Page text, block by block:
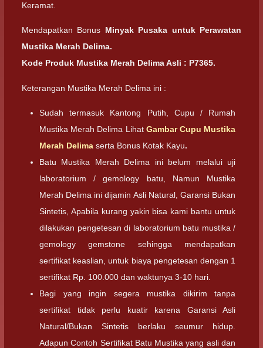
Keramat.
Mendapatkan Bonus Minyak Pusaka untuk Perawatan
Mustika Merah Delima.
Kode Produk Mustika Merah Delima Asli : P7365.
Keterangan Mustika Merah Delima ini :
Sudah termasuk Kantong Putih, Cupu / Rumah
Mustika Merah Delima Lihat Gambar Cupu Mustika
Merah Delima serta Bonus Kotak Kayu.
Batu Mustika Merah Delima ini belum melalui uji
laboratorium / gemology batu, Namun Mustika
Merah Delima ini dijamin Asli Natural, Garansi Bukan
Sintetis, Apabila kurang yakin bisa kami bantu untuk
dilakukan pengetesan di laboratorium batu mustika /
gemology gemstone sehingga mendapatkan
sertifikat keaslian, untuk biaya pengetesan dengan 1
sertifikat Rp. 100.000 dan waktunya 3-10 hari.
Bagi yang ingin segera mustika dikirim tanpa
sertifikat tidak perlu kuatir karena Garansi Asli
Natural/Bukan Sintetis berlaku seumur hidup.
Adapun Contoh Sertifikat Batu Mustika yang asli dan